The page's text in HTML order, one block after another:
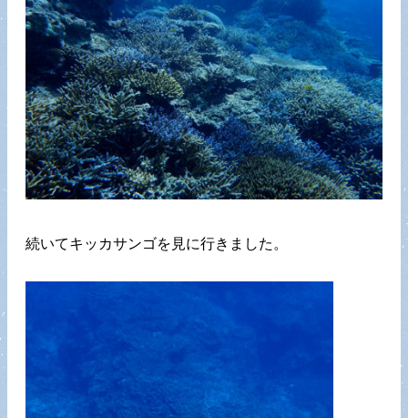
続いてキッカサンゴを見に行きました。